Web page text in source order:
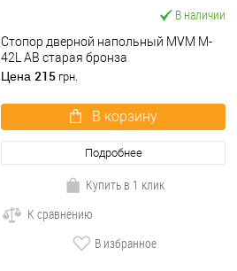
В наличии
Стопор дверной напольный MVM M-
42L AB старая бронза
Цена 215 грн.
В корзину
Подробнее
Купить в 1 клик
К сравнению
В избранное